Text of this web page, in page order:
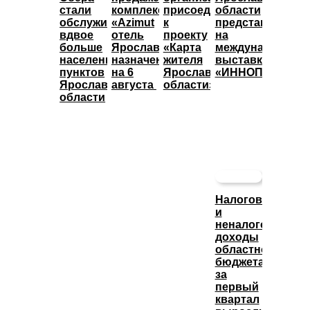
стали
обслуживать
вдвое
больше
населенных
пунктов
Ярославской
области
комплекса
«Azimut
отель
Ярославль»
назначены
на 6
августа
присоединились
к
проекту
«Карта
жителя
Ярославской
области»
области
представят
на
международной
выставке
«ИННОПРОМ»
Налоговые
и
неналоговые
доходы
областного
бюджета
за
первый
квартал